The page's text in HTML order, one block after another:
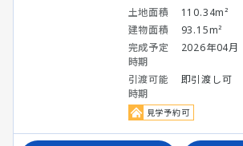
土地面積
110.34m²
建物面積
93.15m²
完成予定
時期
2026年04月
引渡可能
時期
即引渡し可
見学予約可